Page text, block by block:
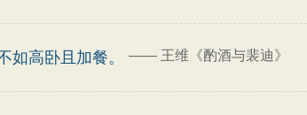
如高卧且加餐。 —— 王维《酌酒与裴迪》